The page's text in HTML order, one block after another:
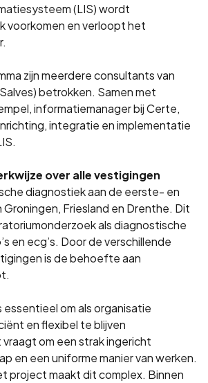
(LIS) wordt
voorkomen en verloopt het
zijn meerdere consultants van
betrokken. Samen met
informatiemanager bij Certe,
integratie en implementatie
over alle vestigingen
diagnostiek aan de eerste- en
Friesland en Drenthe. Dit
als diagnostische
en ecg’s. Door de verschillende
is de behoefte aan
essentieel om als organisatie
en flexibel te blijven
om een strak ingericht
en een uniforme manier van werken.
project maakt dit complex. Binnen